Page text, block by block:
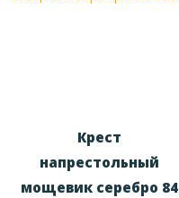
Крест
напрестольный
мощевик серебро 84